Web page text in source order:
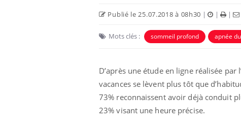
Publié le 25.07.2018 à 08h30 | | |
Mots clés : sommeil profond apnée
D’après une étude en ligne réalisée par
vacances se lèvent plus tôt que
73% reconnaissent avoir déjà conduit
23% visant une heure précise.
Eczéma Chronique des Mains :
expliquer ma maladieYoutube
Il y a des sujets qui sont faciles à aborder...
d'autres non ! D'un côté, poser des
questions sur la maladie d'un proche c'est
Youtube
même